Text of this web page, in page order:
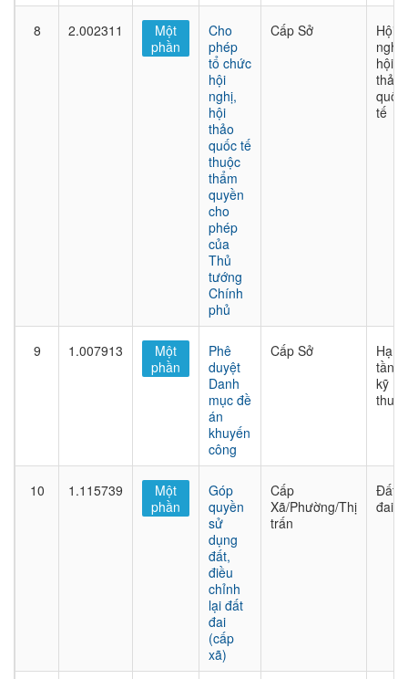
8 2.002311
Một
phần
Cho
phép
tổ chức
hội
nghị,
hội
thảo
quốc tế
thuộc
thẩm
quyền
cho
phép
của
Thủ
tướng
Chính
phủ
Cấp Sở
Hội
nghị,
hội
thảo
quốc
tế
9 1.007913
Một
phần
Phê
duyệt
Danh
mục đề
án
khuyến
công
Cấp Sở
Hạ
tầng
kỹ
thuật
10 1.115739
Một
phần
Góp
quyền
sử
dụng
đất,
điều
chỉnh
lại đất
đai
(cấp
xã)
Cấp
Xã/Phường/Thị
trấn
Đất
đai